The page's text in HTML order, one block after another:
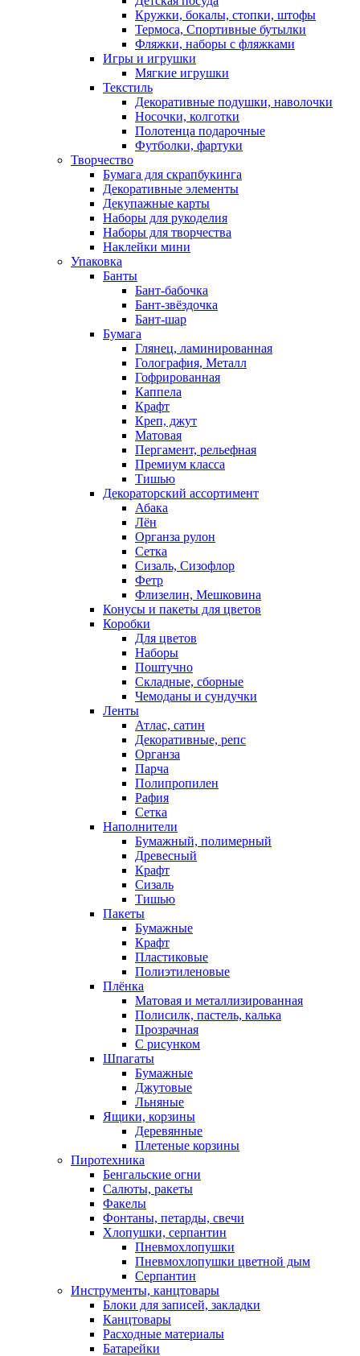
Кружки, бокалы, стопки, штофы
Термоса, Спортивные бутылки
Фляжки, наборы с фляжками
Игры и игрушки
Мягкие игрушки
Текстиль
Декоративные подушки, наволочки
Носочки, колготки
Полотенца подарочные
Футболки, фартуки
Творчество
Бумага для скрапбукинга
Декоративные элементы
Декупажные карты
Наборы для рукоделия
Наборы для творчества
Наклейки мини
Упаковка
Банты
Бант-бабочка
Бант-звёздочка
Бант-шар
Бумага
Глянец, ламинированная
Голография, Металл
Гофрированная
Каппела
Крафт
Креп, джут
Матовая
Пергамент, рельефная
Премиум класса
Тишью
Декораторский ассортимент
Абака
Лён
Органза рулон
Сетка
Сизаль, Сизофлор
Фетр
Флизелин, Мешковина
Конусы и пакеты для цветов
Коробки
Для цветов
Наборы
Поштучно
Складные, сборные
Чемоданы и сундучки
Ленты
Атлас, сатин
Декоративные, репс
Органза
Парча
Полипропилен
Рафия
Сетка
Наполнители
Бумажный, полимерный
Древесный
Крафт
Сизаль
Тишью
Пакеты
Бумажные
Крафт
Пластиковые
Полиэтиленовые
Плёнка
Матовая и металлизированная
Полисилк, пастель, калька
Прозрачная
С рисунком
Шпагаты
Бумажные
Джутовые
Льняные
Ящики, корзины
Деревянные
Плетеные корзины
Пиротехника
Бенгальские огни
Салюты, ракеты
Факелы
Фонтаны, петарды, свечи
Хлопушки, серпантин
Пневмохлопушки
Пневмохлопушки цветной дым
Серпантин
Инструменты, канцтовары
Блоки для записей, закладки
Канцтовары
Расходные материалы
Батарейки